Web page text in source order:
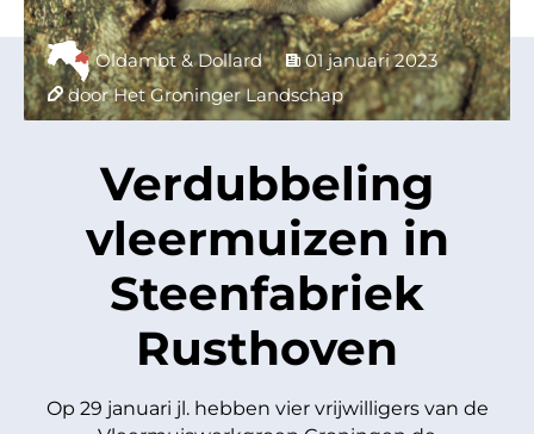
Oldambt & Dollard
01 januari 2023
door Het Groninger Landschap
Verdubbeling
vleermuizen in
Steenfabriek
Rusthoven
Op 29 januari jl. hebben vier vrijwilligers van de